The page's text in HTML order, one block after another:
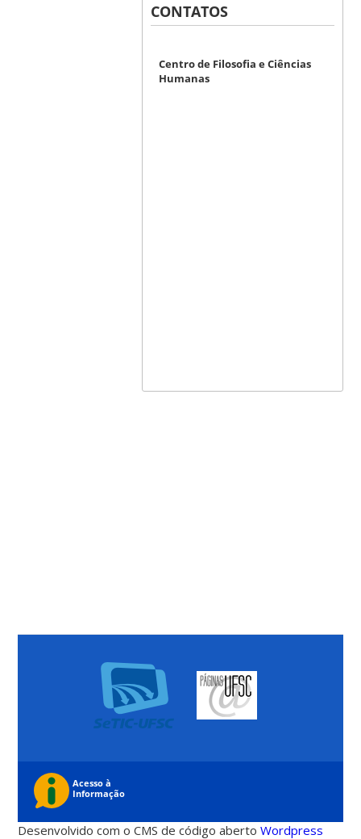
CONTATOS
Centro de Filosofia e Ciências
Humanas
Desenvolvido com o CMS de código abertoWordpress